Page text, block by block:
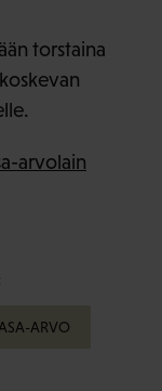
torstaina
arvolain
ARVO